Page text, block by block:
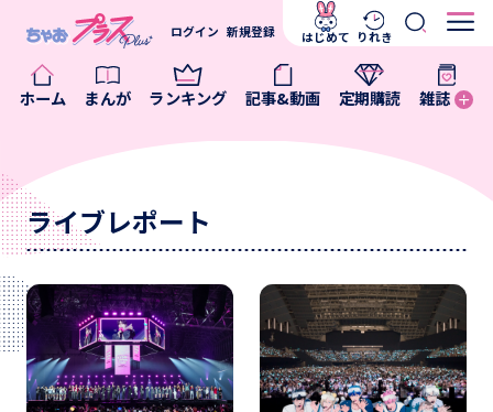
ホーム まんが ランキング 記事&動画 定期購読 雑誌
ログイン 新規登録 はじめて りれき
ライブレポート